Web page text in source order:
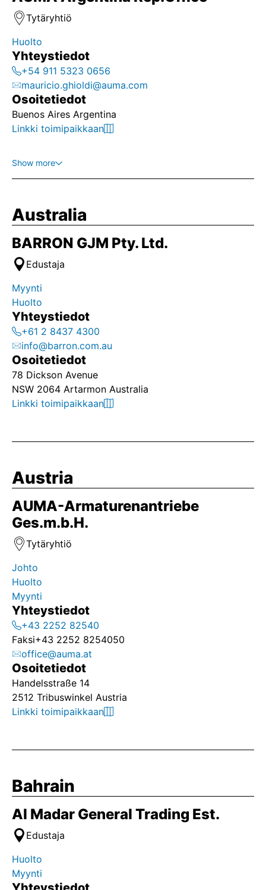
Tytäryhtiö
Huolto
Yhteystiedot
+54 911 5323 0656
mauricio.ghioldi@auma.com
Osoitetiedot
Buenos Aires Argentina
Linkki toimipaikkaan
Show more
Australia
BARRON GJM Pty. Ltd.
Edustaja
Myynti
Huolto
Yhteystiedot
+61 2 8437 4300
info@barron.com.au
Osoitetiedot
78 Dickson Avenue
NSW 2064 Artarmon Australia
Linkki toimipaikkaan
Austria
AUMA-Armaturenantriebe
Ges.m.b.H.
Tytäryhtiö
Johto
Huolto
Myynti
Yhteystiedot
+43 2252 82540
Faksi+43 2252 8254050
office@auma.at
Osoitetiedot
Handelsstraße 14
2512 Tribuswinkel Austria
Linkki toimipaikkaan
Bahrain
Al Madar General Trading Est.
Edustaja
Huolto
Myynti